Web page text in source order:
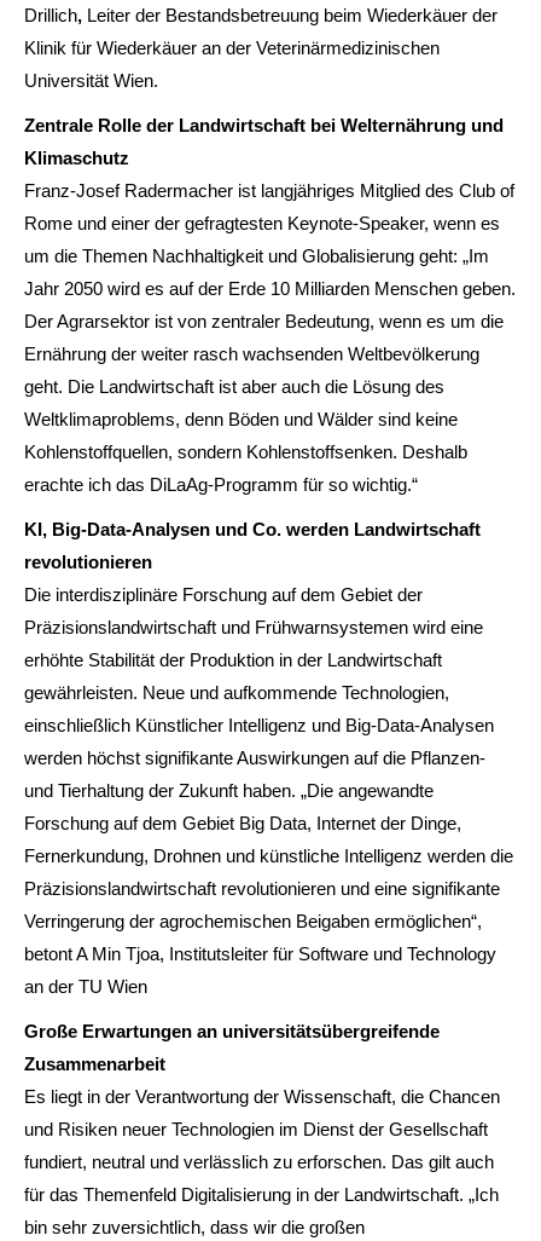
Drillich, Leiter der Bestandsbetreuung beim Wiederkäuer der
Klinik für Wiederkäuer an der Veterinärmedizinischen
Universität Wien.
Zentrale Rolle der Landwirtschaft bei Welternährung und
Klimaschutz
Franz-Josef Radermacher ist langjähriges Mitglied des Club of
Rome und einer der gefragtesten Keynote-Speaker, wenn es
um die Themen Nachhaltigkeit und Globalisierung geht: „Im
Jahr 2050 wird es auf der Erde 10 Milliarden Menschen geben.
Der Agrarsektor ist von zentraler Bedeutung, wenn es um die
Ernährung der weiter rasch wachsenden Weltbevölkerung
geht. Die Landwirtschaft ist aber auch die Lösung des
Weltklimaproblems, denn Böden und Wälder sind keine
Kohlenstoffquellen, sondern Kohlenstoffsenken. Deshalb
erachte ich das DiLaAg-Programm für so wichtig.“
KI, Big-Data-Analysen und Co. werden Landwirtschaft
revolutionieren
Die interdisziplinäre Forschung auf dem Gebiet der
Präzisionslandwirtschaft und Frühwarnsystemen wird eine
erhöhte Stabilität der Produktion in der Landwirtschaft
gewährleisten. Neue und aufkommende Technologien,
einschließlich Künstlicher Intelligenz und Big-Data-Analysen
werden höchst signifikante Auswirkungen auf die Pflanzen-
und Tierhaltung der Zukunft haben. „Die angewandte
Forschung auf dem Gebiet Big Data, Internet der Dinge,
Fernerkundung, Drohnen und künstliche Intelligenz werden die
Präzisionslandwirtschaft revolutionieren und eine signifikante
Verringerung der agrochemischen Beigaben ermöglichen“,
betont A Min Tjoa, Institutsleiter für Software und Technology
an der TU Wien
Große Erwartungen an universitätsübergreifende
Zusammenarbeit
Es liegt in der Verantwortung der Wissenschaft, die Chancen
und Risiken neuer Technologien im Dienst der Gesellschaft
fundiert, neutral und verlässlich zu erforschen. Das gilt auch
für das Themenfeld Digitalisierung in der Landwirtschaft. „Ich
bin sehr zuversichtlich, dass wir die großen